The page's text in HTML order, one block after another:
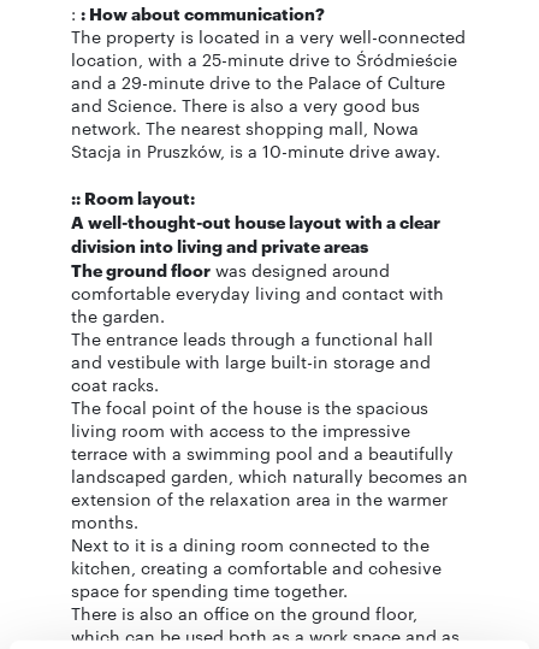
: : How about communication?
The property is located in a very well-connected
location, with a 25-minute drive to Śródmieście
and a 29-minute drive to the Palace of Culture
and Science. There is also a very good bus
network. The nearest shopping mall, Nowa
Stacja in Pruszków, is a 10-minute drive away.
:: Room layout:
A well-thought-out house layout with a clear
division into living and private areas
The ground floor was designed around
comfortable everyday living and contact with
the garden.
The entrance leads through a functional hall
and vestibule with large built-in storage and
coat racks.
The focal point of the house is the spacious
living room with access to the impressive
terrace with a swimming pool and a beautifully
landscaped garden, which naturally becomes an
extension of the relaxation area in the warmer
months.
Next to it is a dining room connected to the
kitchen, creating a comfortable and cohesive
space for spending time together.
There is also an office on the ground floor,
which can be used both as a work space and as